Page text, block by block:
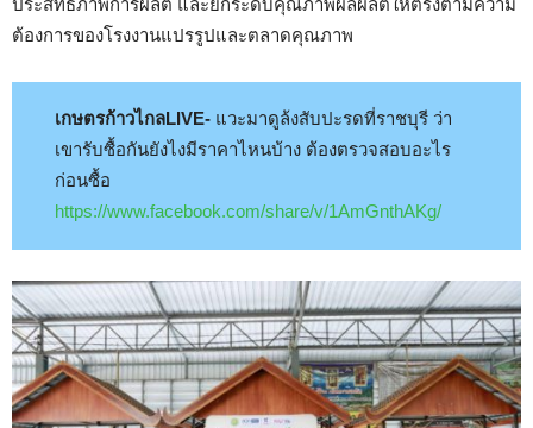
ต้องการของโรงงานแปรรูปและตลาดคุณภาพ
เกษตรก้าวไกลLIVE-แวะมาดูล้งสับปะรดที่ราชบุรี ว่า
เขารับซื้อกันยังไงมีราคาไหนบ้าง ต้องตรวจสอบอะไร
ก่อนซื้อ
https://www.facebook.com/share/v/1AmGnthAKg/